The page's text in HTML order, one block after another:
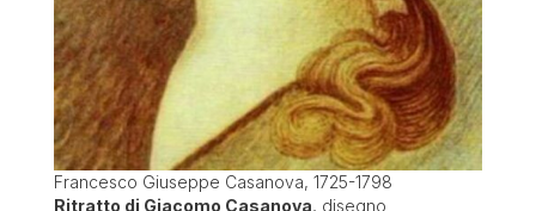
Francesco Giuseppe Casanova, 1725-1798
Ritratto di Giacomo Casanova, disegno